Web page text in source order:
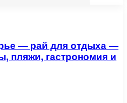
— рай для отдыха —
пляжи, гастрономия и